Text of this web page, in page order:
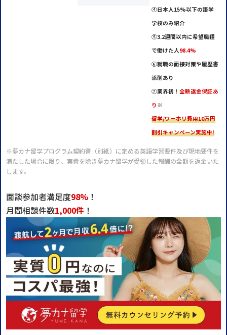
④日本人15%以下の語学
学校のみ紹介
⑤3.2週間以内に希望職種
で働けた人 98.4%
⑥就職の面接対策や履歴書
添削あり
⑦業界初！ 全額返金保証あ
り ※
留学/ワーホリ費用10万円
割引キャンペーン実施中!
※夢カナ留学プログラム契約書（別紙）に定める英語学習要件及び現地要件を
満たした場合に限り、実費を除き夢カナ留学が受領した報酬の全額を返金いた
します。
面談参加者満足度98% ！
月間相談件数1,000件 ！